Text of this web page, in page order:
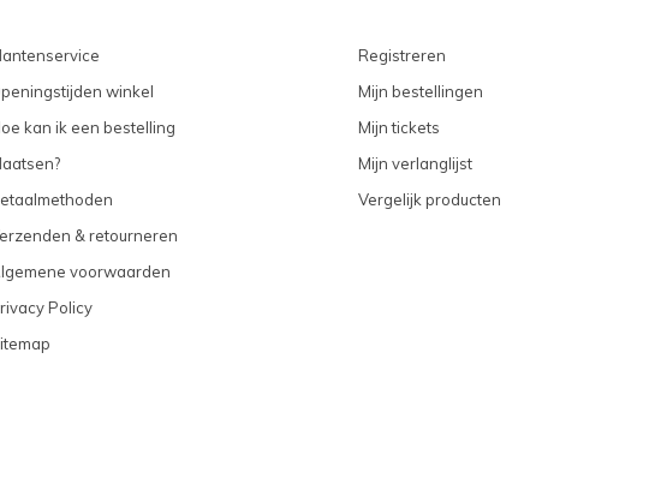
winkel
kan ik een bestelling
& retourneren
voorwaarden
Policy
Registreren
Mijn bestellingen
Mijn tickets
Mijn verlanglijst
Vergelijk producten